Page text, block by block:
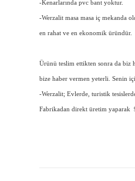
-Kenarlarında pvc bant yoktur.
-Werzalit masa masa iç mekanda
en rahat ve en ekonomik üründür.
Ürünü teslim ettikten sonra da biz
bize haber vermen yeterli. Senin
-Werzalit; Evlerde, turistik
Fabrikadan direkt üretim yaparak